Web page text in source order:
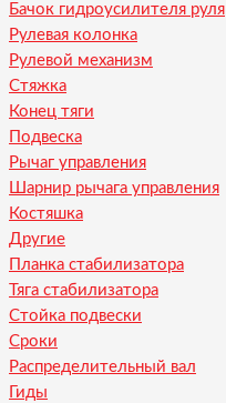
Бачок гидроусилителя руля
Рулевая колонка
Рулевой механизм
Стяжка
Конец тяги
Подвеска
Рычаг управления
Шарнир рычага управления
Костяшка
Другие
Планка стабилизатора
Тяга стабилизатора
Стойка подвески
Сроки
Распределительный вал
Гиды